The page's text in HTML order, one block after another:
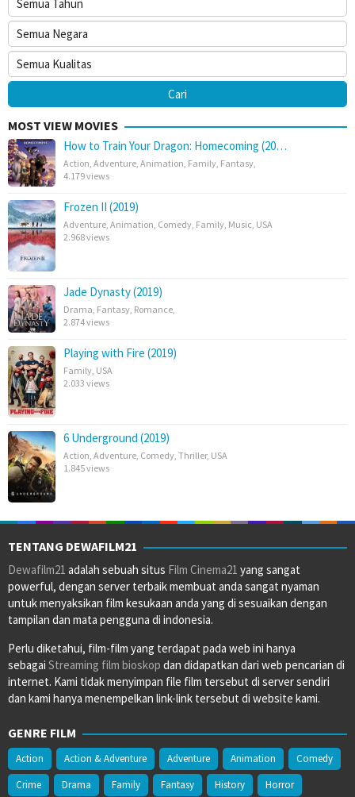
MOST VIEW MOVIES
How to Train Your Dragon: Homecoming (20…
Action, Adventure, Animation, Family, Fantasy,
4.179 views
Frozen II (2019)
Adventure, Animation, Comedy, Family, Music, USA
2.968 views
Jade Dynasty (2019)
Drama, Fantasy, Romance,
2.874 views
Playing with Fire (2019)
Family, USA
2.033 views
6 Underground (2019)
Action, Adventure, Comedy, Thriller, USA
1.845 views
TENTANG DEWAFILM21
Dewafilm21 adalah sebuah situs Film Cinema21 yang sangat
powerful, dengan server terbaik membuat anda sangat nyaman
untuk menyaksikan film kesukaan anda yang di sesuaikan dengan
tampilan dan mata pengguna di indonesia.
Perlu diketahui, film-film yang terdapat pada web ini hanya
sebagai Streaming film bioskop dan didapatkan dari web pencarian di
internet. Kami tidak menyimpan file film tersebut di server sendiri
dan kami hanya menempelkan link-link tersebut di website kami.
GENRE FILM
Action Action & Adventure Adventure Animation
Comedy
Crime
Drama Family Fantasy History Horror